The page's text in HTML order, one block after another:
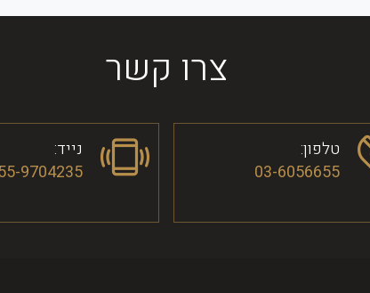
צרו קשר
טלפון:
03-6056655
נייד:
9704235